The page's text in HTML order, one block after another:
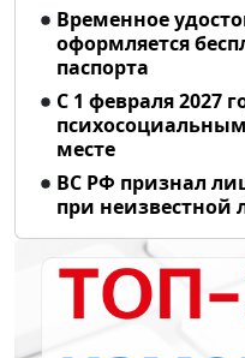
Временное
оформляется
паспорта
С 1 февраля 2027
месте
ВС РФ признал
при неизвестной